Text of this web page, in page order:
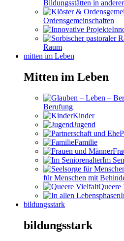
Bildungsstätten in
Ordensgemeinschaften
Raum
mitten im Leben
Mitten im Leben
Berufung
Kinder
Jugend
Familie
Im
für Menschen mit
Queere
bildungsstark
bildungsstark